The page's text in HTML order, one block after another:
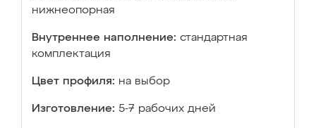
нижнеопорная
Внутреннее наполнение: стандартная
комплектация
Цвет профиля: на выбор
Изготовление: 5-7 рабочих дней